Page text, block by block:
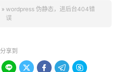
» wordpress 伪静态，进后台404错
误
分享到
    